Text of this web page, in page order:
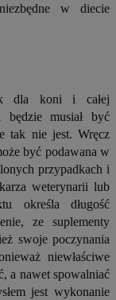
w diecie
dla koni i całej
będzie musiał być
tak nie jest. Wręcz
być podawana w
przypadkach i
weterynarii lub
określa długość
ze suplementy
swoje poczynania
niewłaściwe
a nawet spowalniać
jest wykonanie